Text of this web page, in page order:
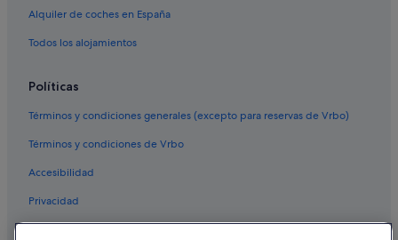
Alquiler de coches en España
Todos los alojamientos
Políticas
Términos y condiciones generales (excepto para reservas de Vrbo)
Términos y condiciones de Vrbo
Accesibilidad
Privacidad